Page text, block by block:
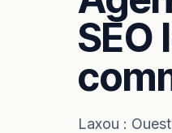
SEO
Laxou :